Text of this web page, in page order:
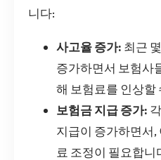
니다:
사고율 증가: 최근
증가하면서 보험사
해 보험료를 인상할
보험금 지급 증가:
지급이 증가하면서,
료 조정이 필요합니